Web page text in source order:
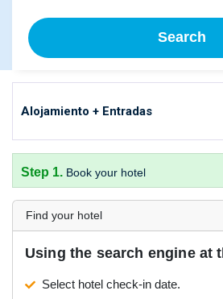
Search
Alojamiento + Entradas
Step 1. Book your hotel
Find your hotel
Using the search engine at
Select hotel check-in date.